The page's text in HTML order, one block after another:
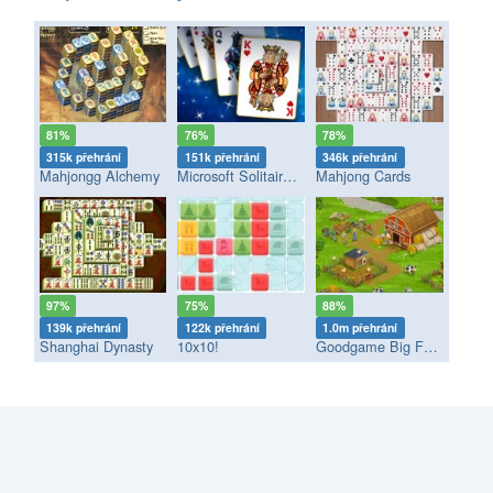
81%
315k přehrání
Mahjongg Alchemy
76%
151k přehrání
Microsoft Solitaire Collection
78%
346k přehrání
Mahjong Cards
97%
139k přehrání
Shanghai Dynasty
75%
122k přehrání
10x10!
88%
1.0m přehrání
Goodgame Big Farm